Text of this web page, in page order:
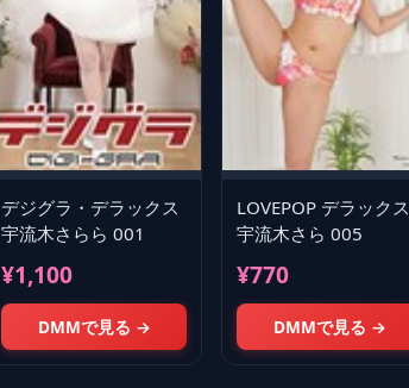
デジグラ・デラックス
宇流木さらら 001
¥1,100
DMMで見る →
LOVEPOP デラックス
宇流木さら 005
¥770
DMMで見る →